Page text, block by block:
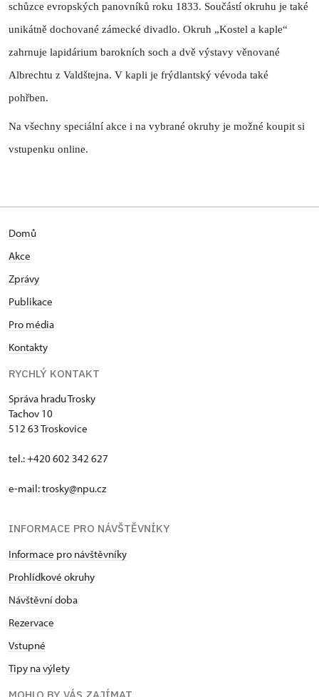
schůzce evropských panovníků roku 1833. Součástí okruhu je také
unikátně dochované zámecké divadlo. Okruh „Kostel a kaple“
zahrnuje lapidárium barokních soch a dvě výstavy věnované
Albrechtu z Valdštejna. V kapli je frýdlantský vévoda také
pohřben.
Na všechny speciální akce i na vybrané okruhy je možné koupit si
vstupenku online.
Domů
Akce
Zprávy
Publikace
Pro média
Kontakty
RYCHLÝ KONTAKT
Správa hradu Trosky
Tachov 10
512 63 Troskovice
tel.: +420 602 342 627
e-mail:trosky@npu.cz
INFORMACE PRO NÁVŠTĚVNÍKY
Informace pro návštěvníky
Prohlídkové okruhy
Návštěvní doba
Rezervace
Vstupné
Tipy na výlety